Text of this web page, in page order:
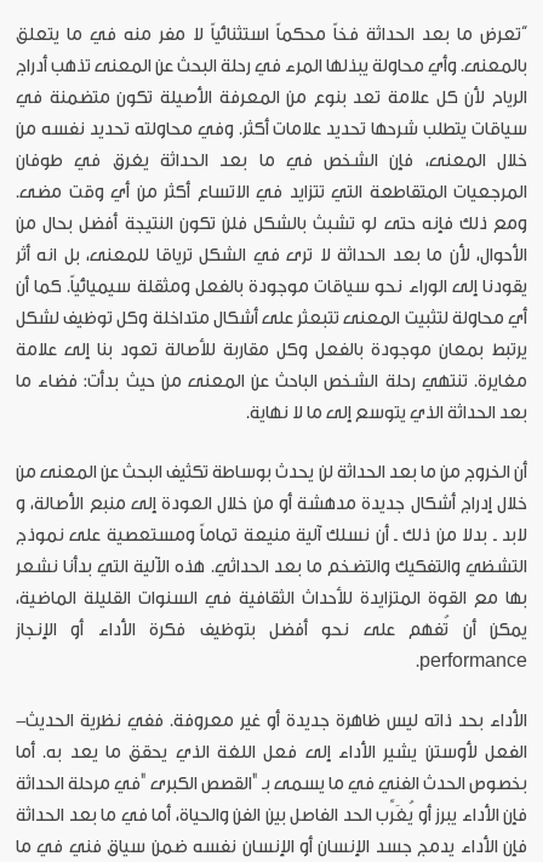
“تعرض ما بعد الحداثة فخاً محكماً استثنائياً لا مفر منه في ما يتعلق
بالمعنى. وأي محاولة يبذلها المرء في رحلة البحث عن المعنى تذهب أدراج
الرياح لأن كل علامة تعد بنوع من المعرفة الأصيلة تكون متضمنة في
سياقات يتطلب شرحها تحديد علامات أكثر. وفي محاولته تحديد نفسه من
خلال المعنى، فإن الشخص في ما بعد الحداثة يغرق في طوفان
المرجعيات المتقاطعة التي تتزايد في الاتساع أكثر من أي وقت مضى.
ومع ذلك فإنه حتى لو تشبث بالشكل فلن تكون النتيجة أفضل بحال من
الأحوال، لأن ما بعد الحداثة لا ترى في الشكل ترياقا للمعنى، بل انه أثر
يقودنا إلى الوراء نحو سياقات موجودة بالفعل ومثقلة سيميائياً. كما أن
أي محاولة لتثبيت المعنى تتبعثر على أشكال متداخلة وكل توظيف لشكل
يرتبط بمعان موجودة بالفعل وكل مقاربة للأصالة تعود بنا إلى علامة
مغايرة. تنتهي رحلة الشخص الباحث عن المعنى من حيث بدأت: فضاء ما
بعد الحداثة الذي يتوسع إلى ما لا نهاية.
أن الخروج من ما بعد الحداثة لن يحدث بوساطة تكثيف البحث عن المعنى من
خلال إدراج أشكال جديدة مدهشة أو من خلال العودة إلى منبع الأصالة، و
لابد ـ بدلا من ذلك ـ أن نسلك آلية منيعة تماماً ومستعصية على نموذج
التشظي والتفكيك والتضخم ما بعد الحداثي. هذه الآلية التي بدأنا نشعر
بها مع القوة المتزايدة للأحداث الثقافية في السنوات القليلة الماضية،
يمكن أن تُفهم على نحو أفضل بتوظيف فكرة الأداء أو الإنجاز
performance.
الأداء بحد ذاته ليس ظاهرة جديدة أو غير معروفة. ففي نظرية الحديث-
الفعل لأوستن يشير الأداء إلى فعل اللغة الذي يحقق ما يعد به. أما
بخصوص الحدث الفني في ما يسمى بـ "القصص الكبرى "في مرحلة الحداثة
فإن الأداء يبرز أو يُغَرِّب الحد الفاصل بين الفن والحياة، أما في ما بعد الحداثة
فإن الأداء يدمج جسد الإنسان أو الإنسان نفسه ضمن سياق فني في ما